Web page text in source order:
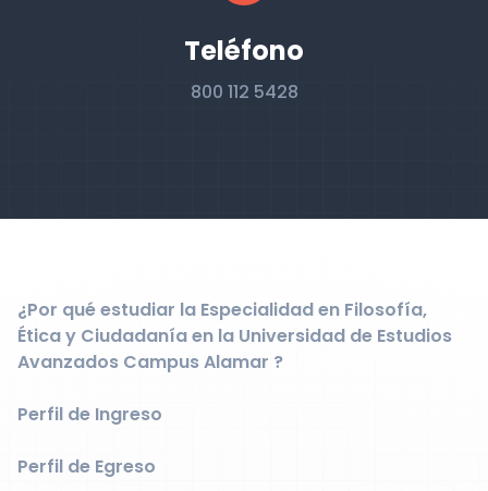
Teléfono
800 112 5428
¿Por qué estudiar la Especialidad en Filosofía,
Ética y Ciudadanía en la Universidad de Estudios
Avanzados Campus Alamar ?
Perfil de Ingreso
Perfil de Egreso